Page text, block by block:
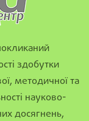
здобутки
методичної та
науково-
досягнень,